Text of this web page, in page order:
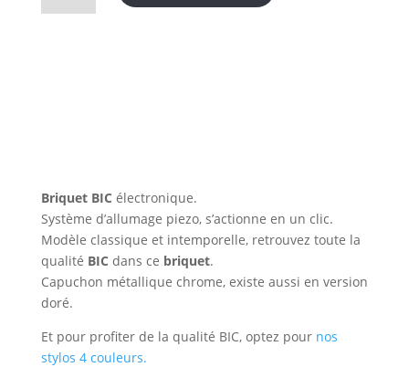
Briquet
Briquet BIC électronique.
Système d’allumage piezo, s’actionne en un clic.
Modèle classique et intemporelle, retrouvez toute la
qualité BIC dans ce briquet.
Capuchon métallique chrome, existe aussi en version
doré.
Et pour profiter de la qualité BIC, optez pour nos
stylos 4 couleurs.